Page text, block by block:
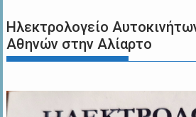
Ηλεκτρολογείο
Αθηνών στην Αλίαρτο